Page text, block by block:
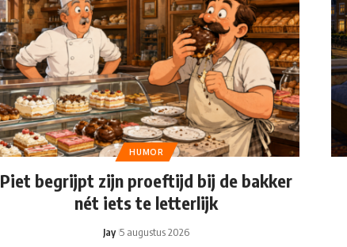
HUMOR
Piet begrijpt zijn proeftijd bij de bakker
nét iets te letterlijk
Jay 5 augustus 2026